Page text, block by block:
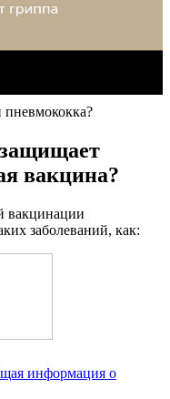
пневмококка?
вакцина?
вакцинации
заболеваний, как:
информация о